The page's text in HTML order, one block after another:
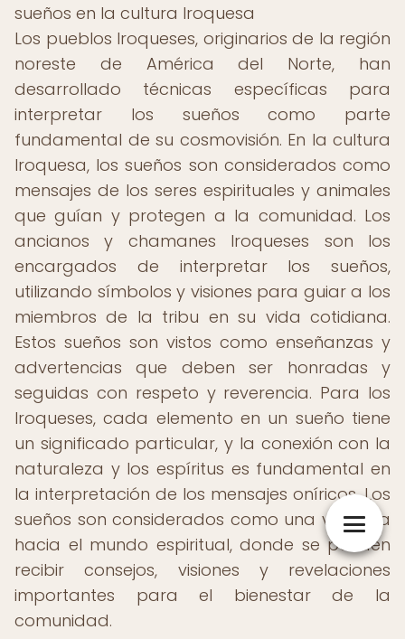
sueños en la cultura Iroquesa
Los pueblos Iroqueses, originarios de la región
noreste de América del Norte, han
desarrollado técnicas específicas para
interpretar los sueños como parte
fundamental de su cosmovisión. En la cultura
Iroquesa, los sueños son considerados como
mensajes de los seres espirituales y animales
que guían y protegen a la comunidad. Los
ancianos y chamanes Iroqueses son los
encargados de interpretar los sueños,
utilizando símbolos y visiones para guiar a los
miembros de la tribu en su vida cotidiana.
Estos sueños son vistos como enseñanzas y
advertencias que deben ser honradas y
seguidas con respeto y reverencia. Para los
Iroqueses, cada elemento en un sueño tiene
un significado particular, y la conexión con la
naturaleza y los espíritus es fundamental en
la interpretación de los mensajes oníricos. Los
sueños son considerados como una ventana
hacia el mundo espiritual, donde se pueden
recibir consejos, visiones y revelaciones
importantes para el bienestar de la
comunidad.